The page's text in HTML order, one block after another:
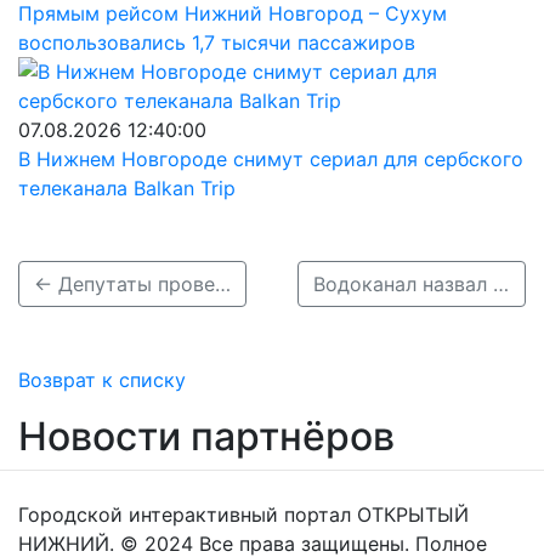
Прямым рейсом Нижний Новгород – Сухум
воспользовались 1,7 тысячи пассажиров
07.08.2026 12:40:00
В Нижнем Новгороде снимут сериал для сербского
телеканала Balkan Trip
← Депутаты проверяют ход работ по временной дороге на улице Родионова Водоканал назвал абонентов возможным источником вони в Нижнем Новгороде →
Возврат к списку
Новости партнёров
Городской интерактивный портал ОТКРЫТЫЙ
НИЖНИЙ. © 2024 Все права защищены. Полное